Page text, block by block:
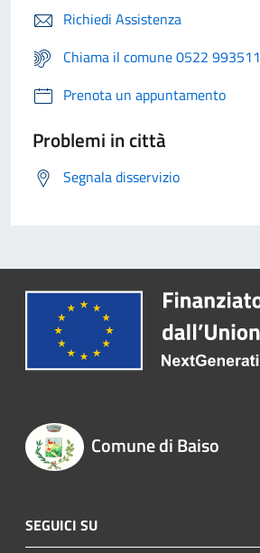
Richiedi Assistenza
Chiama il comune 0522 993511
Prenota un appuntamento
Problemi in città
Segnala disservizio
Comune di Baiso
SEGUICI SU